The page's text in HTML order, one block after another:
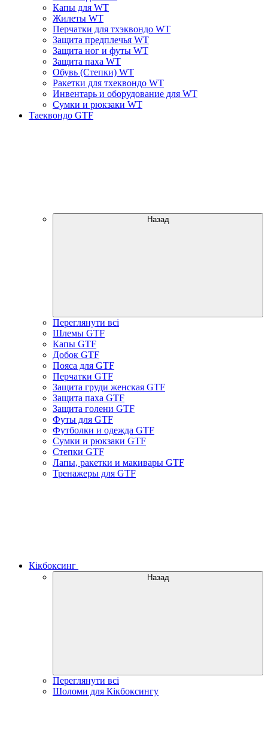
Капы для WT
Жилеты WT
Перчатки для тхэквондо WT
Защита предплечья WT
Защита ног и футы WT
Защита паха WT
Обувь (Степки) WT
Ракетки для тхеквондо WT
Инвентарь и оборудование для WT
Сумки и рюкзаки WT
Таеквондо GTF
Назад
Переглянути всі
Шлемы GTF
Капы GTF
Добок GTF
Пояса для GTF
Перчатки GTF
Защита груди женская GTF
Защита паха GTF
Защита голени GTF
Футы для GTF
Футболки и одежда GTF
Сумки и рюкзаки GTF
Степки GTF
Лапы, ракетки и макивары GTF
Тренажеры для GTF
Кікбоксинг
Назад
Переглянути всі
Шоломи для Кікбоксингу